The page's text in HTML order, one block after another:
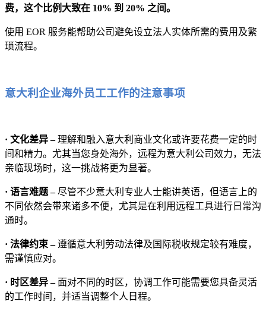
费，这个比例大致在 10% 到 20% 之间。
使用 EOR 服务能帮助公司避免设立法人实体所需的费用及繁
琐流程。
意大利企业海外员工工作的注意事项
· 文化差异 –理解和融入意大利商业文化或许要花费一定的时
间和精力。尤其当您身处海外，远程为意大利公司效力，无法
亲临现场时，这一挑战将更为显著。
· 语言难题 –尽管不少意大利专业人士能讲英语，但语言上的
不同依然会带来诸多不便，尤其是在利用远程工具进行日常沟
通时。
· 法律约束 –遵循意大利劳动法律及国际税收规定较有难度，
需谨慎应对。
· 时区差异 –面对不同的时区，协调工作可能需要您具备灵活
的工作时间，并适当调整个人日程。